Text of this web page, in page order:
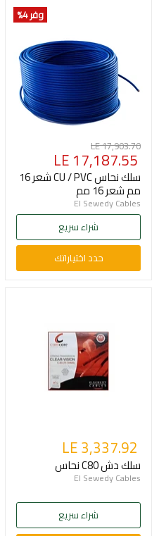
وفر 4 %
السعر
الأصلي
LE 17,903.70
السعر
الحالي
LE 17,187.55
سلك نحاس CU / PVC شعر 16
مم شعر 16 مم
El Sewedy Cables
شراء سريع
حدد اختياراتك
LE 3,337.92
سلك دش C80 نحاس
El Sewedy Cables
شراء سريع